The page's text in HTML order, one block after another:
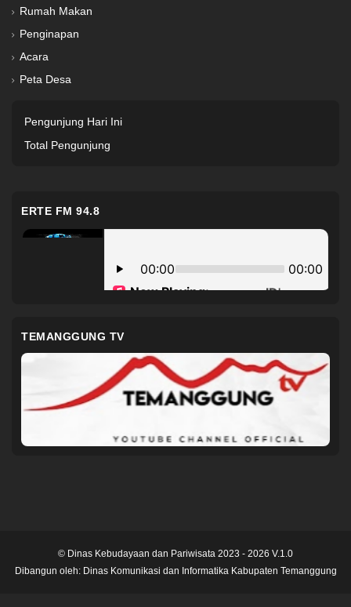
Rumah Makan
Penginapan
Acara
Peta Desa
Pengunjung Hari Ini
Total Pengunjung
ERTE FM 94.8
TEMANGGUNG TV
© Dinas Kebudayaan dan Pariwisata 2023 - 2026 V.1.0
Dibangun oleh: Dinas Komunikasi dan Informatika Kabupaten Temanggung